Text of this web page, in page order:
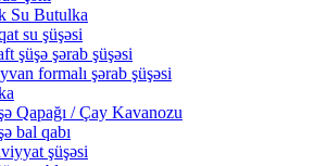
Su Butulka
su şüşəsi
şüşə şərab şüşəsi
formalı şərab şüşəsi
Qapağı / Çay Kavanozu
bal qabı
şüşəsi